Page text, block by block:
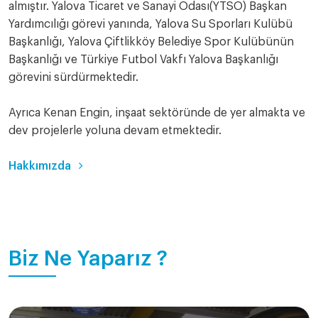
almıştır. Yalova Ticaret ve Sanayi Odası(YTSO) Başkan
Yardımcılığı görevi yanında, Yalova Su Sporları Kulübü
Başkanlığı, Yalova Çiftlikköy Belediye Spor Kulübünün
Başkanlığı ve Türkiye Futbol Vakfı Yalova Başkanlığı
görevini sürdürmektedir.
Ayrıca Kenan Engin, inşaat sektöründe de yer almakta ve
dev projelerle yoluna devam etmektedir.
Hakkımızda
Biz Ne Yaparız ?